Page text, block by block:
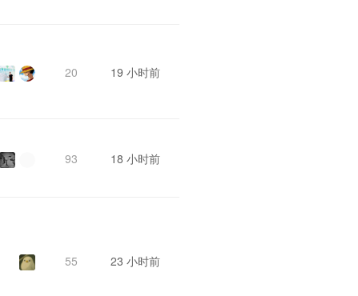
20 19 小时前
93 18 小时前
55 23 小时前